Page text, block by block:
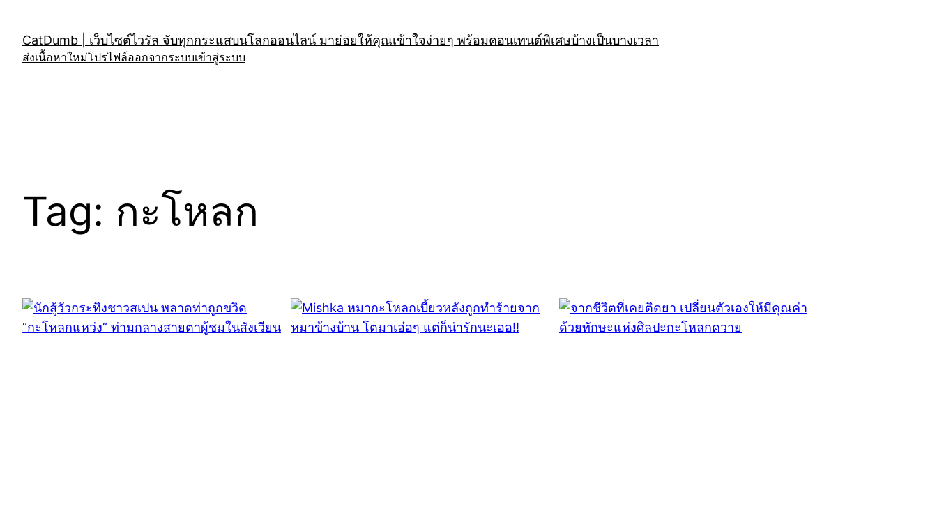
content
CatDumb | เว็บไซต์ไวรัล จับทุกกระแสบนโลกออนไลน์ มาย่อยให้คุณเข้าใจง่ายๆ พร้อมคอนเทนต์พิเศษบ้างเป็นบางเวลา
ส่งเนื้อหาใหม่โปรไฟล์ออกจากระบบเข้าสู่ระบบ
Tag: กะโหลก